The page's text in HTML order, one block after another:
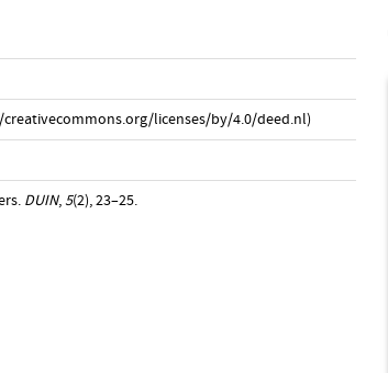
creativecommons.org/licenses/by/4.0/deed.nl)
DUIN,5(2), 23–25.